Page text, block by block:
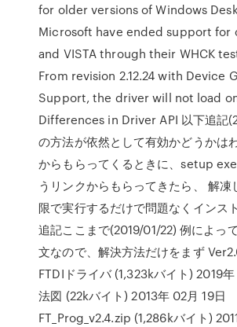
for older versions of Windows
Microsoft have ended support for
and VISTA through their WHCK
From revision 2.12.24 with Device
Support, the driver will not load on
Differences in Driver API 以下追記
の方法が依然として有効かどうかは
からもらってくるときに、setup
うリンクからもらってきたら、 解凍
限で実行するだけで問題なくインス
追記ここまで(2019/01/22) 例によっ
文なので、解決方法だけをまず
FTDIドライバ (1,323kバイト) 2019
法図 (22kバイト) 2013年 02月 19日
FT_Prog_v2.4.zip (1,286kバイト)